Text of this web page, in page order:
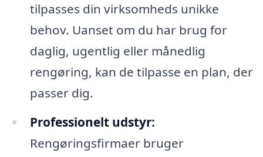
tilpasses din virksomheds unikke
behov. Uanset om du har brug for
daglig, ugentlig eller månedlig
rengøring, kan de tilpasse en plan, der
passer dig.
Professionelt udstyr:
Rengøringsfirmaer bruger